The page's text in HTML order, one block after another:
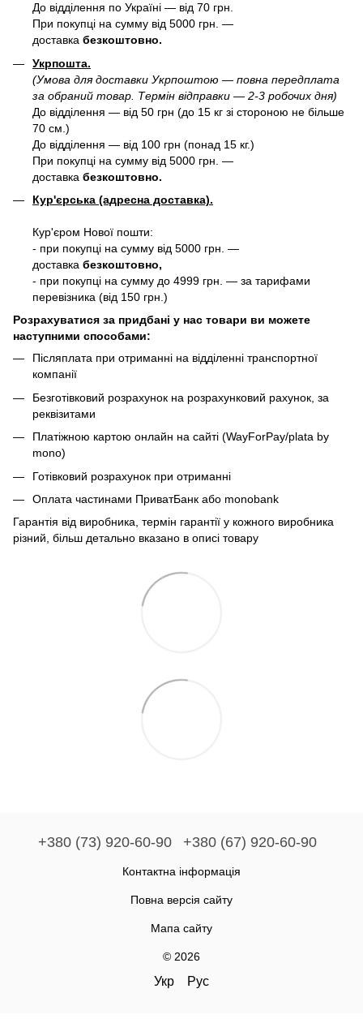
До відділення по Україні — від 70 грн.
При покупці на сумму від 5000 грн. —
доставка безкоштовно.
Укрпошта.
(Умова для доставки Укрпоштою — повна передплата
за обраний товар. Термін відправки — 2-3 робочих дня)
До відділення — від 50 грн (до 15 кг зі стороною не більше
70 см.)
До відділення — від 100 грн (понад 15 кг.)
При покупці на сумму від 5000 грн. —
доставка безкоштовно.
Кур'єрська (адресна доставка).
Кур'єром Нової пошти:
- при покупці на сумму від 5000 грн. —
доставка безкоштовно,
- при покупці на сумму до 4999 грн. — за тарифами
перевізника (від 150 грн.)
Розрахуватися за придбані у нас товари ви можете
наступними способами:
Післяплата при отриманні на відділенні транспортної
компанії
Безготівковий розрахунок на розрахунковий рахунок, за
реквізитами
Платіжною картою онлайн на сайті (WayForPay/plata by
mono)
Готівковий розрахунок при отриманні
Оплата частинами ПриватБанк або monobank
Гарантія від виробника, термін гарантії у кожного виробника
різний, більш детально вказано в описі товару
+380 (73) 920-60-90 +380 (67) 920-60-90
Контактна інформація
Повна версія сайту
Мапа сайту
© 2026
Укр Рус